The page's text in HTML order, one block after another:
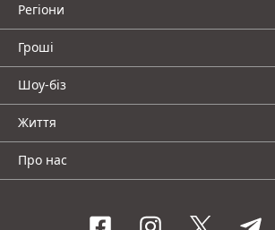
Регіони
Гроші
Шоу-біз
Життя
Про нас